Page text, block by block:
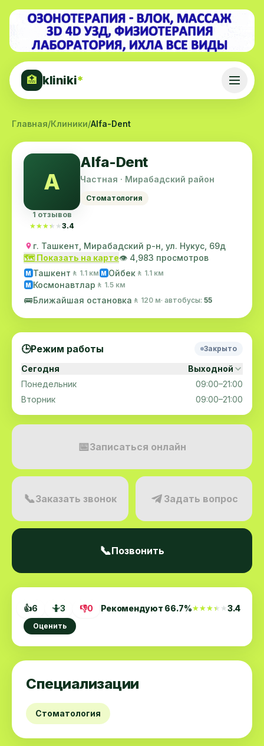
🏥 kliniki*
Главная/Клиники/Alfa-Dent
A
1 отзывов
★★★★★
★★★★★3.4
Alfa-Dent
Частная · Мирабадский район
Стоматология
г. Ташкент, Мирабадский р-н, ул. Нукус, 69д
🗺️ Показать на карте👁️ 4,983 просмотров
M Ташкент 🚶 1.1 км M Ойбек 🚶 1.1 км
M Космонавтлар 🚶 1.5 км
🚌Ближайшая остановка 🚶 120 м· автобусы: 55
👍6 🤷3 👎0 Рекомендуют 66.7%★★★★★
★★★★★3.4
Оценить
Специализации
Стоматология
🕒Режим работы Закрыто
Сегодня
Выходной
Понедельник
09:00–21:00
Вторник
09:00–21:00
📅Записаться онлайн
📞Заказать звонок Задать вопрос
📞Позвонить